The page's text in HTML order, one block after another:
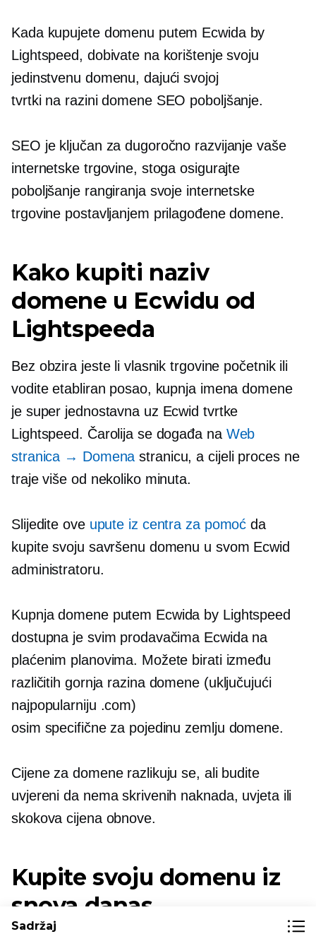
Kada kupujete domenu putem Ecwida by
Lightspeed, dobivate na korištenje svoju
jedinstvenu domenu, dajući svojoj
tvrtki na razini domeneSEO poboljšanje.
SEO je ključan za dugoročno razvijanje vaše
internetske trgovine, stoga osigurajte
poboljšanje rangiranja svoje internetske
trgovine postavljanjem prilagođene domene.
Kako kupiti naziv
domene u Ecwidu od
Lightspeeda
Bez obzira jeste li vlasnik trgovine početnik ili
vodite etabliran posao, kupnja imena domene
je super jednostavna uz Ecwid tvrtke
Lightspeed. Čarolija se događa na Web
stranica → Domena stranicu, a cijeli proces ne
traje više od nekoliko minuta.
Slijedite ove upute iz centra za pomoć da
kupite svoju savršenu domenu u svom Ecwid
administratoru.
Kupnja domene putem Ecwida by Lightspeed
dostupna je svim prodavačima Ecwida na
plaćenim planovima. Možete birati između
različitih gornja razinadomene (uključujući
najpopularniju .com)
osim specifične za pojedinu zemlju domene.
Cijene za domene razlikuju se, ali budite
uvjereni da nema skrivenih naknada, uvjeta ili
skokova cijena obnove.
Kupite svoju domenu iz
snova danas
Sadržaj